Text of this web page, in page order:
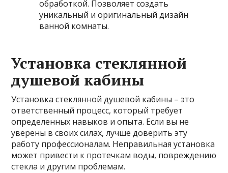
обработкой. Позволяет создать
уникальный и оригинальный дизайн
ванной комнаты.
Установка стеклянной
душевой кабины
Установка стеклянной душевой кабины – это
ответственный процесс, который требует
определенных навыков и опыта. Если вы не
уверены в своих силах, лучше доверить эту
работу профессионалам. Неправильная установка
может привести к протечкам воды, повреждению
стекла и другим проблемам.